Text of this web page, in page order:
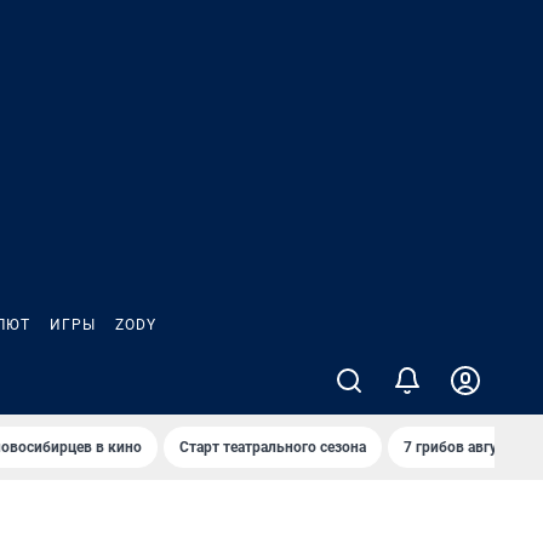
ИГРЫ ZODY
в кино Старт театрального сезона 7 грибов августа